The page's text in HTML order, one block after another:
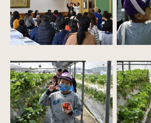
Sightseeing
周辺観光
Gallery
フォトギャラリー